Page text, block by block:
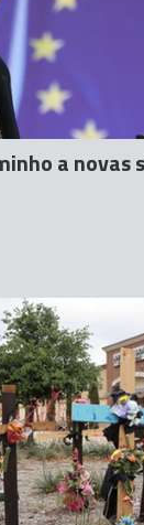
a novas